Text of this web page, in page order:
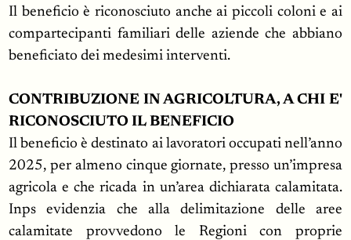
Il beneficio è riconosciuto anche ai piccoli coloni e ai
compartecipanti familiari delle aziende che abbiano
beneficiato dei medesimi interventi.
CONTRIBUZIONE IN AGRICOLTURA, A CHI E'
RICONOSCIUTO IL BENEFICIO
Il beneficio è destinato ai lavoratori occupati nell’anno
2025, per almeno cinque giornate, presso un’impresa
agricola e che ricada in un’area dichiarata calamitata.
Inps evidenzia che alla delimitazione delle aree
calamitate provvedono le Regioni con proprie